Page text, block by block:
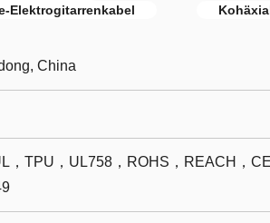
Elektrogitarrenkabel
China
，TPU，UL758，ROHS，REACH，